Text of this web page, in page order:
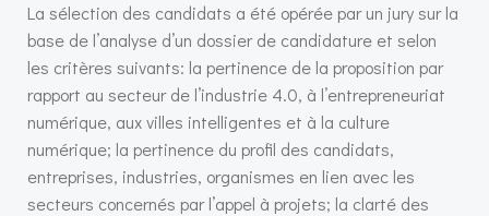
La sélection des candidats a été opérée par un jury sur la
base de l’analyse d’un dossier de candidature et selon
les critères suivants: la pertinence de la proposition par
rapport au secteur de l’industrie 4.0, à l’entrepreneuriat
numérique, aux villes intelligentes et à la culture
numérique; la pertinence du profil des candidats,
entreprises, industries, organismes en lien avec les
secteurs concernés par l’appel à projets; la clarté des